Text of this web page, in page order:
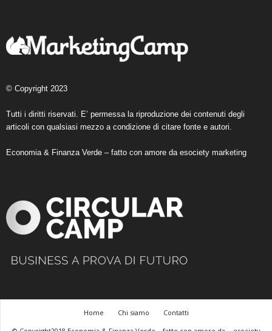
© Copyright 2023
Tutti i diritti riservati. E’ permessa la riproduzione dei contenuti degli
articoli con qualsiasi mezzo a condizione di citare fonte e autori.
Economia & Finanza Verde – fatto con amore da esociety marketing
Home Chi siamo
Contatti